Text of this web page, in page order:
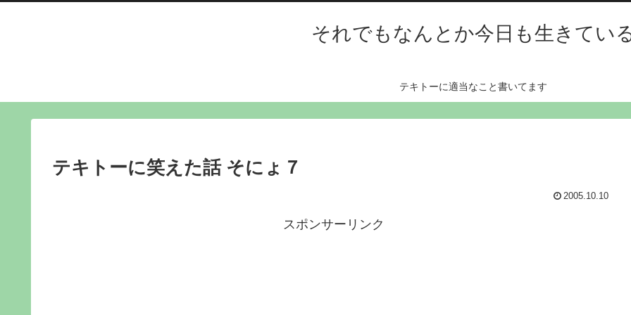
それでもなんとか今日も生きてい
テキトーに適当なこと書いてます
テキトーに笑えた話 そにょ７
2005.10.10
スポンサーリンク